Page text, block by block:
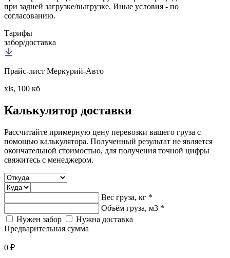
при задней загрузке/выгрузке. Иные условия - по
согласованию.
Тарифы
забор/доставка
Прайс-лист Меркурий-Авто
xls, 100 кб
Калькулятор доставки
Рассчитайте примерную цену перевозки вашего груза с
помощью калькулятора. Полученный результат не является
окончательной стоимостью, для получения точной цифры
свяжитесь с менеджером.
Вес груза, кг *
Объём груза, м3 *
Нужен забор
Нужна доставка
Предварительная сумма
0 ₽